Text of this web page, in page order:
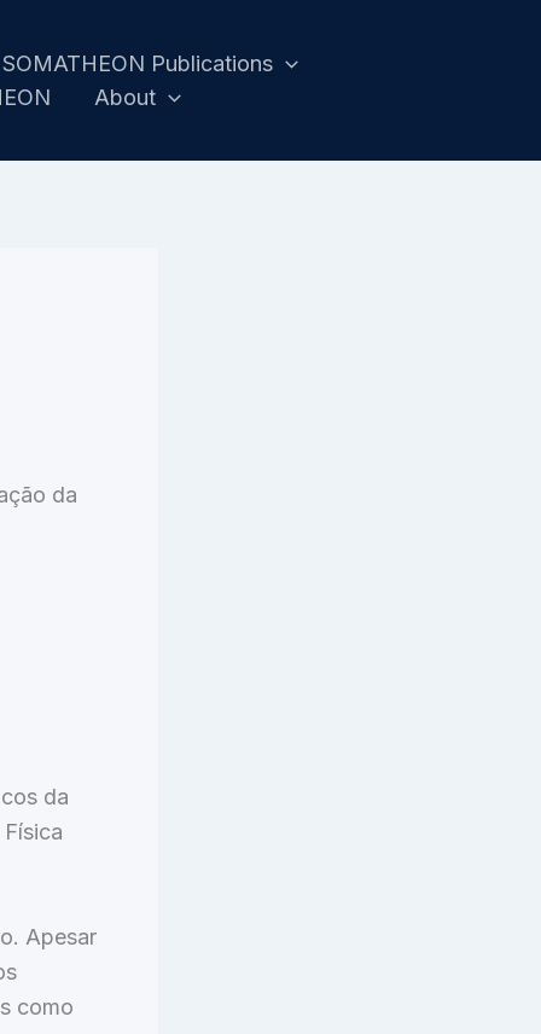
SOMATHEON Publications
About
da
da
Apesar
como